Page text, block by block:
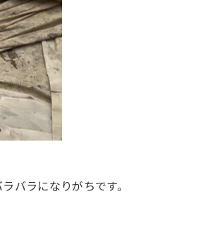
バラになりがちです。